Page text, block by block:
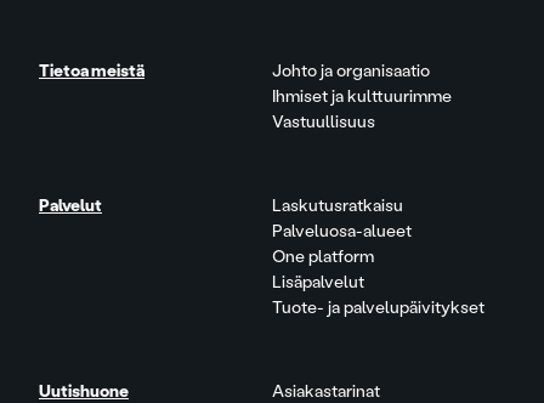
Tietoa meistä
Johto ja organisaatio
Ihmiset ja kulttuurimme
Vastuullisuus
Palvelut
Laskutusratkaisu
Palveluosa-alueet
One platform
Lisäpalvelut
Tuote- ja palvelupäivitykset
Uutishuone
Asiakastarinat